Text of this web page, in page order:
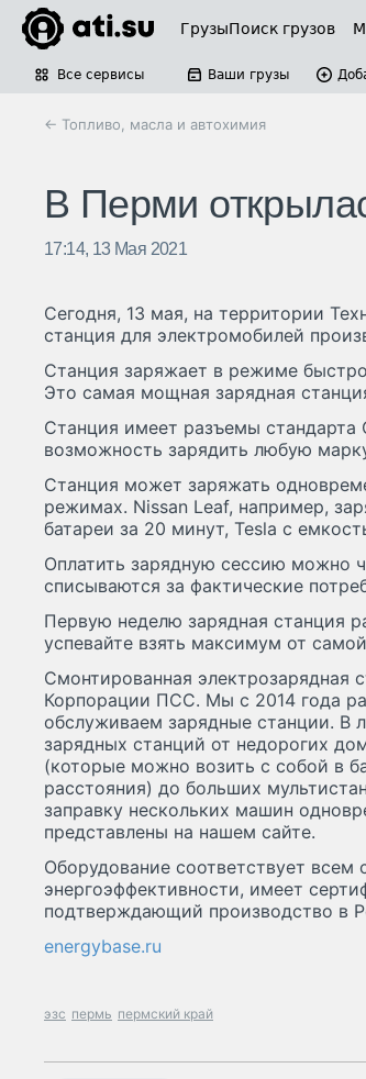
ГрузыПоиск грузов
Все сервисы Ваши грузы
← Топливо, масла и автохимия
В Перми
17:14, 13 Мая 2021
Сегодня, 13 мая, на территории
станция для электромобилей
Станция заряжает в режиме
Это самая мощная зарядная
Станция имеет разъемы стандарта
возможность зарядить любую
Станция может заряжать
режимах. Nissan Leaf, например,
батареи за 20 минут, Tesla с
Оплатить зарядную сессию можно
списываются за фактические
Первую неделю зарядная станция
успевайте взять максимум от
Смонтированная электрозарядная
Корпорации ПСС. Мы с 2014 года
обслуживаем зарядные станции. В
зарядных станций от недорогих
(которые можно возить с собой в
расстояния) до больших
заправку нескольких машин
представлены на нашем сайте.
Оборудование соответствует
энергоэффективности, имеет
подтверждающий производство в
energybase.ru
эзс пермь пермский край